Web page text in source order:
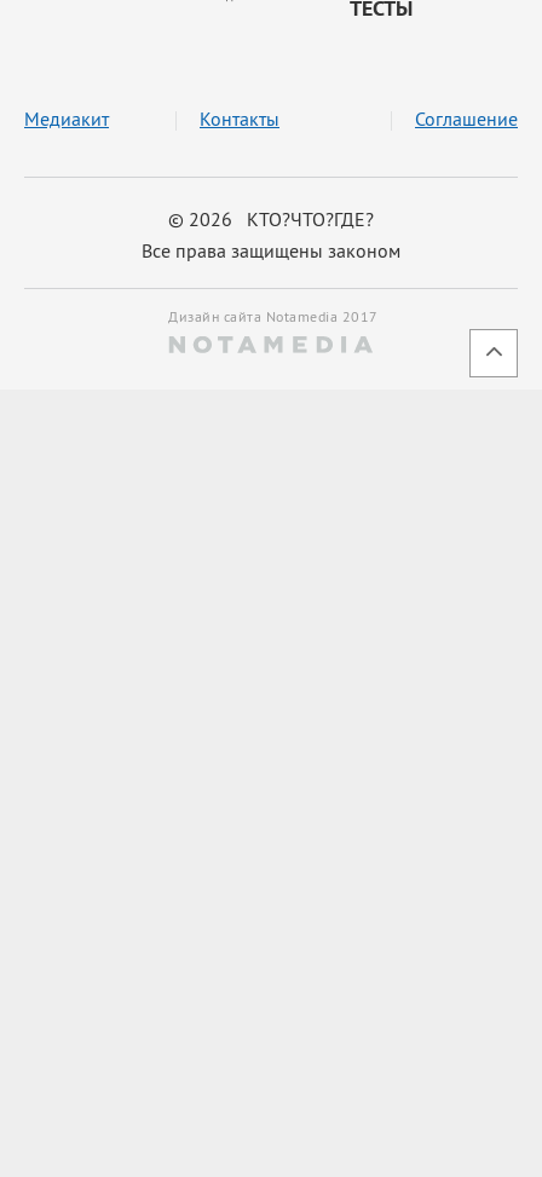
ТЕСТЫ
© 2026 КТО?ЧТО?ГДЕ?
Все права защищены законом
Медиакит Контакты Соглашение
Дизайн сайта Notamedia 2017